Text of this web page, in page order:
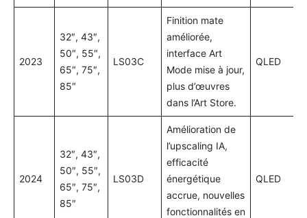
2023
32″, 43″,
50″, 55″,
65″, 75″,
85″
LS03C
Finition mate
améliorée,
interface Art
Mode mise à jour,
plus d’œuvres
dans l’Art Store.
QLED
2024
32″, 43″,
50″, 55″,
65″, 75″,
85″
LS03D
Amélioration de
l’upscaling IA,
efficacité
énergétique
accrue, nouvelles
fonctionnalités en
QLED